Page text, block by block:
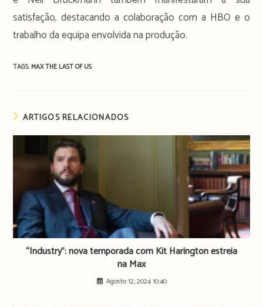
satisfação, destacando a colaboração com a HBO e o
trabalho da equipa envolvida na produção.
TAGS: MAXTHE LAST OF US
ARTIGOS RELACIONADOS
“Industry”: nova temporada com Kit Harington estreia
na Max
Agosto 12, 2024 10:40